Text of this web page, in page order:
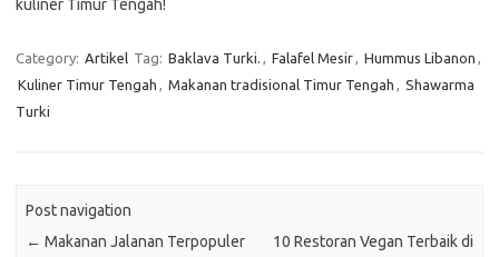
kuliner Timur Tengah!
Category: Artikel Tag: Baklava Turki. , Falafel Mesir, Hummus Libanon ,
Kuliner Timur Tengah , Makanan tradisional Timur Tengah , Shawarma
Turki
Post navigation
← Makanan Jalanan Terpopuler
10 Restoran Vegan Terbaik di